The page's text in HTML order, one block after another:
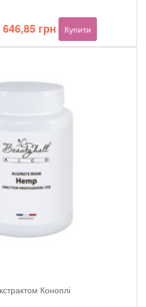
Оригінальна
ціна:
646,85 грнПоточна
ціна:
Купити
Коноплі